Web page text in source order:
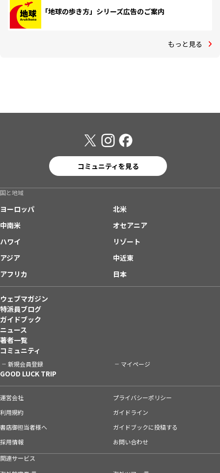
「地球の歩き方」シリーズ広告のご案内
もっと見る
コミュニティを見る
国と地域
ヨーロッパ
北米
中南米
オセアニア
ハワイ
リゾート
アジア
中近東
アフリカ
日本
ウェブマガジン
特派員ブログ
ガイドブック
ニュース
著者一覧
コミュニティ
新規会員登録 マイページ
GOOD LUCK TRIP
運営会社
プライバシーポリシー
利用規約
ガイドライン
書店御担当者様へ
ガイドブックに投稿する
採用情報
お問い合わせ
関連サービス